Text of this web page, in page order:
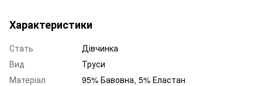
Характеристики
Стать
Дівчинка
Вид
Труси
Матеріал
95% Бавовна, 5% Еластан